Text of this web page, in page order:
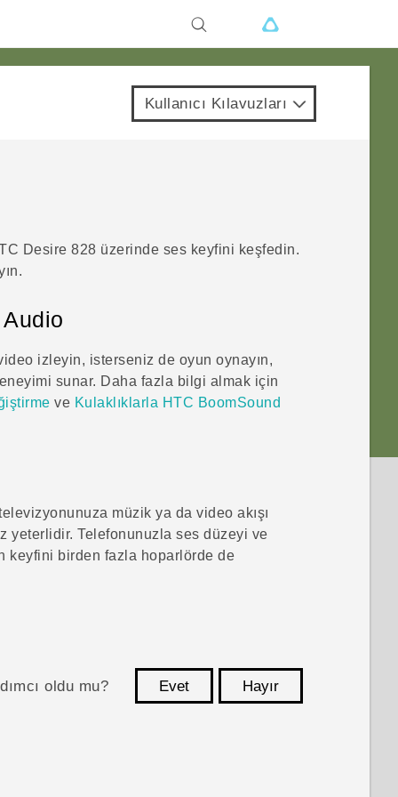
Kullanıcı Kılavuzları
Desire 828 üzerinde ses keyfini keşfedin.
izleyin, isterseniz de oyun oynayın,
sunar. Daha fazla bilgi almak için
ve Kulaklıklarla HTC BoomSound
müzik ya da video akışı
yeterlidir. Telefonunuzla ses düzeyi ve
keyfini birden fazla hoparlörde de
oldu mu? Evet
Hayır